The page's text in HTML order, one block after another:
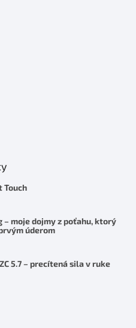
Touch
– moje dojmy z poťahu, ktorý
úderom
5.7 – precítená sila v ruke